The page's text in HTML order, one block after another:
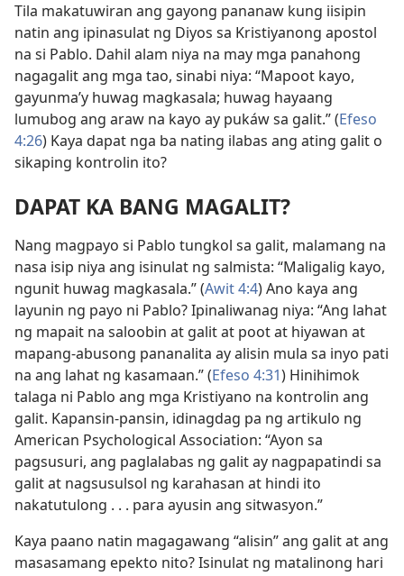
Tila makatuwiran ang gayong pananaw kung iisipin
natin ang ipinasulat ng Diyos sa Kristiyanong apostol
na si Pablo. Dahil alam niya na may mga panahong
nagagalit ang mga tao, sinabi niya: “Mapoot kayo,
gayunma’y huwag magkasala; huwag hayaang
lumubog ang araw na kayo ay pukáw sa galit.” (Efeso
4:26) Kaya dapat nga ba nating ilabas ang ating galit o
sikaping kontrolin ito?
DAPAT KA BANG MAGALIT?
Nang magpayo si Pablo tungkol sa galit, malamang na
nasa isip niya ang isinulat ng salmista: “Maligalig kayo,
ngunit huwag magkasala.” (Awit 4:4) Ano kaya ang
layunin ng payo ni Pablo? Ipinaliwanag niya: “Ang lahat
ng mapait na saloobin at galit at poot at hiyawan at
mapang-abusong pananalita ay alisin mula sa inyo pati
na ang lahat ng kasamaan.” (Efeso 4:31) Hinihimok
talaga ni Pablo ang mga Kristiyano na kontrolin ang
galit. Kapansin-pansin, idinagdag pa ng artikulo ng
American Psychological Association: “Ayon sa
pagsusuri, ang paglalabas ng galit ay nagpapatindi sa
galit at nagsusulsol ng karahasan at hindi ito
nakatutulong . . . para ayusin ang sitwasyon.”
Kaya paano natin magagawang “alisin” ang galit at ang
masasamang epekto nito? Isinulat ng matalinong hari